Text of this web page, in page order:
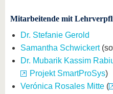
Mitarbeitende mit
Dr. Stefanie Gerold
Samantha Schwickert
Dr. Mubarik Kassim
Projekt SmartProSys)
Verónica Rosales Mitte (